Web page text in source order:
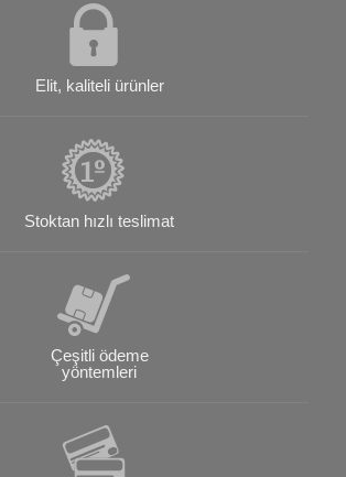
Elit, kaliteli ürünler
Stoktan hızlı teslimat
Çeşitli ödeme
yöntemleri